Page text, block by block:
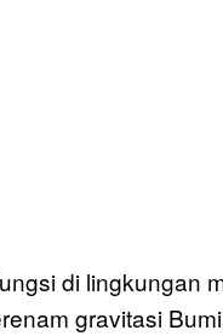
di lingkungan
gravitasi